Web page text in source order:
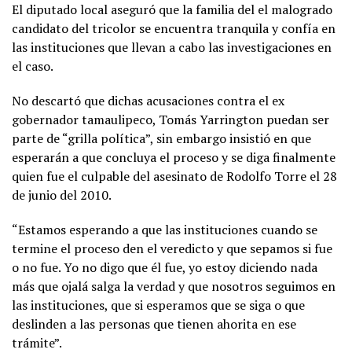
El diputado local aseguró que la familia del el malogrado
candidato del tricolor se encuentra tranquila y confía en
las instituciones que llevan a cabo las investigaciones en
el caso.
No descartó que dichas acusaciones contra el ex
gobernador tamaulipeco, Tomás Yarrington puedan ser
parte de “grilla política”, sin embargo insistió en que
esperarán a que concluya el proceso y se diga finalmente
quien fue el culpable del asesinato de Rodolfo Torre el 28
de junio del 2010.
“Estamos esperando a que las instituciones cuando se
termine el proceso den el veredicto y que sepamos si fue
o no fue. Yo no digo que él fue, yo estoy diciendo nada
más que ojalá salga la verdad y que nosotros seguimos en
las instituciones, que si esperamos que se siga o que
deslinden a las personas que tienen ahorita en ese
trámite”.